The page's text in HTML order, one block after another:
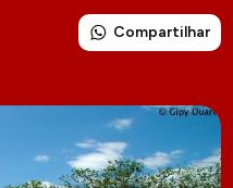
Compartilhar